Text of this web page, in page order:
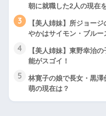
朝に就職した2人の現在
3
【美人姉妹】所ジョー
やかはサイモン・ブルー
4
【美人姉妹】東野幸治
能がスゴイ！
5
林寛子の娘で長女・黒
萌の現在は？